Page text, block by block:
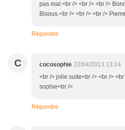
pas mal.<br /> <br /> <br />
Bisous.<br /> <br /> <br />
Répondre
C cocosophie 22/04/2013 13:24
<br /> jolie suite<br /> <br />
sophie<br />
Répondre